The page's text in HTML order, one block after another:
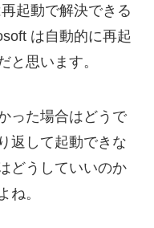
起動で解決できる
は自動的に再起
と思います。
った場合はどうで
返して起動できな
どうしていいのか
ね。